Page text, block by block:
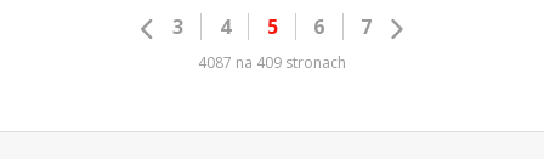
3 4 5 6 7
4087 na 409 stronach